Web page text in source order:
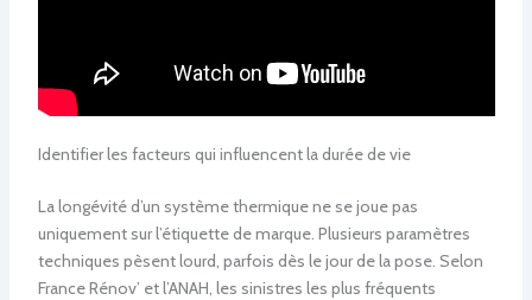
Identifier les facteurs qui influencent la durée de vie
La longévité d’un système thermique ne se joue pas
uniquement sur l’étiquette de marque. Plusieurs paramètres
techniques pèsent lourd, parfois dès le jour de la pose. Selon
France Rénov’ et l’ANAH, les sinistres les plus fréquents